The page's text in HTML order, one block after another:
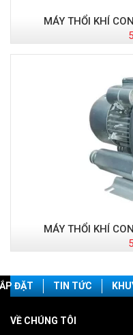
MÁY THỔI KHÍ
MÁY THỔI KHÍ
ĐẶT TIN TỨC
VỀ CHÚNG TÔI